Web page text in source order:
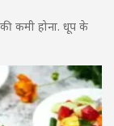
की कमी होना. धूप के